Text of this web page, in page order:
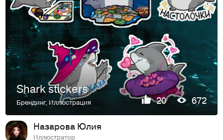
Shark stickers
Брендинг, Иллюстрация 20 672
Назарова Юлия
Иллюстратор